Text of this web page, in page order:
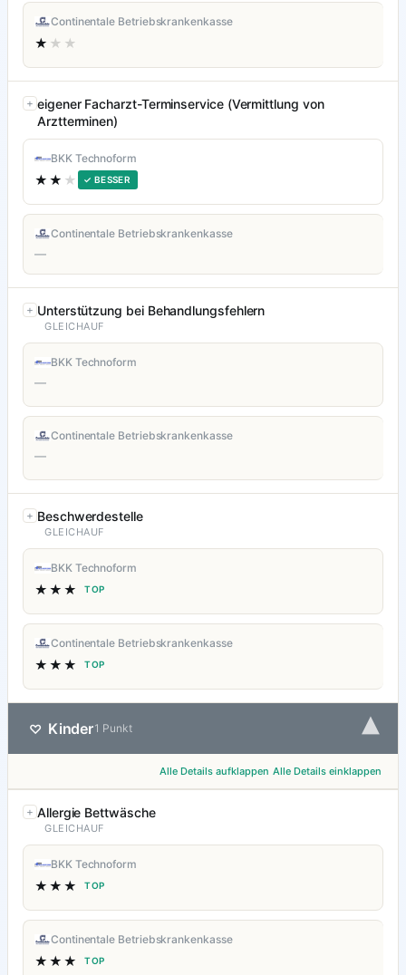
Continentale Betriebskrankenkasse
★ ★★
eigener Facharzt-Terminservice (Vermittlung von
Arztterminen)
BKK Technoform
★★ ★ ✓ BESSER
Continentale Betriebskrankenkasse
—
Unterstützung bei Behandlungsfehlern
GLEICHAUF
BKK Technoform
—
Continentale Betriebskrankenkasse
—
Beschwerdestelle
GLEICHAUF
BKK Technoform
★★★ TOP
Continentale Betriebskrankenkasse
★★★ TOP
♡ Kinder1 Punkt ▾
Alle Details aufklappen Alle Details einklappen
Allergie Bettwäsche
GLEICHAUF
BKK Technoform
★★★ TOP
Continentale Betriebskrankenkasse
★★★ TOP